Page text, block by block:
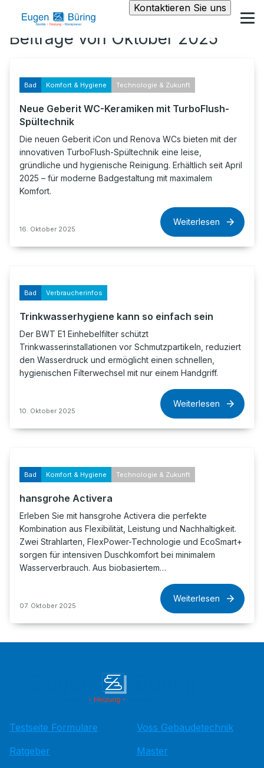
Kontaktieren Sie uns
Beiträge von Oktober 2025
Bad Komfort & Hygiene Technologie & Zukunft
Neue Geberit WC-Keramiken mit TurboFlush-
Spültechnik
Die neuen Geberit iCon und Renova WCs bieten mit der
innovativen TurboFlush-Spültechnik eine leise,
gründliche und hygienische Reinigung. Erhältlich seit April
2025 – für moderne Badgestaltung mit maximalem
Komfort.
16. Oktober 2025
Weiterlesen
Bad Verbraucherinfos
Trinkwasserhygiene kann so einfach sein
Der BWT E1 Einhebelfilter schützt
Trinkwasserinstallationen vor Schmutzpartikeln, reduziert
den Wasserdruck und ermöglicht einen schnellen,
hygienischen Filterwechsel mit nur einem Handgriff.
10. Oktober 2025
Weiterlesen
Bad Komfort & Hygiene Technologie & Zukunft
hansgrohe Activera
Erleben Sie mit hansgrohe Activera die perfekte
Kombination aus Flexibilität, Leistung und Nachhaltigkeit.
Zwei Strahlarten, FlexPower-Technologie und EcoSmart+
sorgen für intensiven Duschkomfort bei minimalem
Wasserverbrauch. Aus biobasiertem…
07. Oktober 2025
Weiterlesen
Testseite Formulare
Ratgeber
Voss Gebäudetechnik
Master